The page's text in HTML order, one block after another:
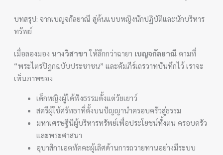
บทสรุป: จากเบญจกัลยาณี สู่ต้นแบบหญิงนักปฏิบัติและนักบริหาร
ทรัพย์
เมื่อลองมองนางวิสาขา ให้ลึกกว่าฉายา เบญจกัลยาณี ตามที่
“พระไตรปิฎกฉบับประชาชน” และคัมภีร์เถรวาทบันทึกไว้ เราจะ
เห็นภาพของ
เด็กหญิงผู้ได้ฟังธรรมตั้งแต่วัยเยาว์
สตรีผู้ใช้ศรัทธาที่ตั้งบนปัญญานำครอบครัวสู่ธรรม
มหาเศรษฐีนีผู้บริหารทรัพย์เพื่อประโยชน์ทั้งตน ครอบครัว
และพระศาสนา
อุบาสิกาเอตทัคคะผู้เลิศด้านการถวายทานอย่างมีระบบ